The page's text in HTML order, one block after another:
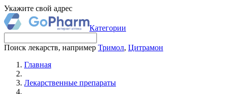
Укажите свой адрес
Категории
Поиск лекарств, например Тримол, Цитрамон
Главная
Лекарственные препараты